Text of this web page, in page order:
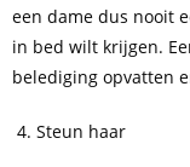
een dame dus nooit
in bed wilt krijgen.
belediging opvatten
Steun haar